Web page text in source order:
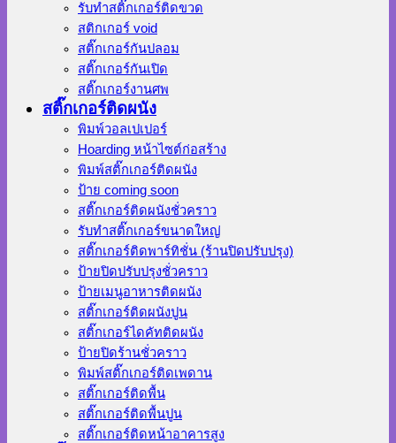
รับทำสติ๊กเกอร์ติดขวด
สติกเกอร์ void
สติ๊กเกอร์กันปลอม
สติ๊กเกอร์กันเปิด
สติ๊กเกอร์งานศพ
สติ๊กเกอร์ติดผนัง
พิมพ์วอลเปเปอร์
Hoarding หน้าไซต์ก่อสร้าง
พิมพ์สติ๊กเกอร์ติดผนัง
ป้าย coming soon
สติ๊กเกอร์ติดผนังชั่วคราว
รับทำสติ๊กเกอร์ขนาดใหญ่
สติ๊กเกอร์ติดพาร์ทิชั่น (ร้านปิดปรับปรุง)
ป้ายปิดปรับปรุงชั่วคราว
ป้ายเมนูอาหารติดผนัง
สติ๊กเกอร์ติดผนังปูน
สติ๊กเกอร์ไดคัทติดผนัง
ป้ายปิดร้านชั่วคราว
พิมพ์สติ๊กเกอร์ติดเพดาน
สติ๊กเกอร์ติดพื้น
สติ๊กเกอร์ติดพื้นปูน
สติ๊กเกอร์ติดหน้าอาคารสูง